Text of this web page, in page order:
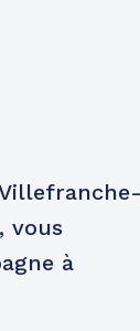
vous
à